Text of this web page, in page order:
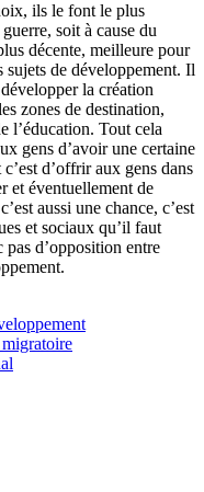
ils le font le plus
soit à cause du
décente, meilleure pour
de développement. Il
la création
zones de destination,
l’éducation. Tout cela
gens d’avoir une certaine
d’offrir aux gens dans
et éventuellement de
aussi une chance, c’est
et sociaux qu’il faut
pas d’opposition entre